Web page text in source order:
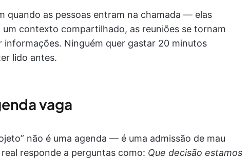
quando as pessoas entram na chamada — elas
um contexto compartilhado, as reuniões se tornam
informações. Ninguém quer gastar 20 minutos
lido antes.
vaga
não é uma agenda — é uma admissão de mau
responde a perguntas como: Que decisão estamos